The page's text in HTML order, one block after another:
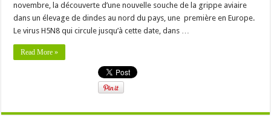
novembre, la découverte d’une nouvelle souche de la grippe aviaire
dans un élevage de dindes au nord du pays, une première en Europe.
Le virus H5N8 qui circule jusqu’à cette date, dans …
Read More »